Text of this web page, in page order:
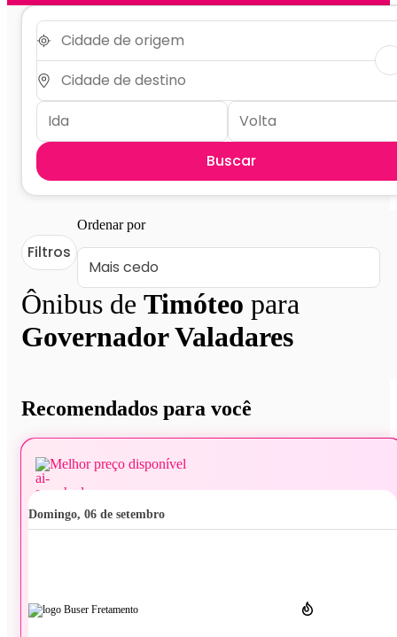
Buscar
Ônibus de Timóteo para
Governador Valadares
Filtros
Ordenar por
Recomendados para você
Melhor preço disponível
domingo, 06 de setembro